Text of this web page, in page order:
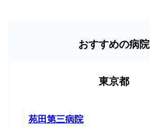
おすすめの病院
東京都
苑田第三病院